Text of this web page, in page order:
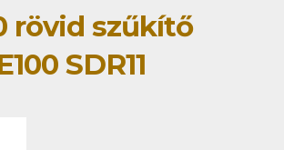
rövid szűkítő
SDR11